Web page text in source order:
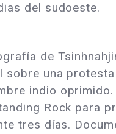
del sudoeste.
de
sobre una
indio
Rock para
tres días.